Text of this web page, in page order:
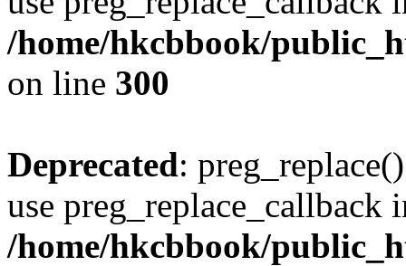
/home/hkcbbook/
on line 300
Deprecated:
use preg_replace_callback
/home/hkcbbook/